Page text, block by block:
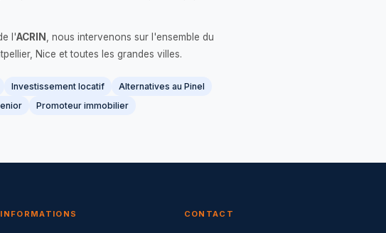
l'ACRIN
, nous intervenons sur l'ensemble du
Nice et toutes les grandes villes.
Investissement locatif
Alternatives au Pinel
Promoteur immobilier
INFORMATIONS CONTACT